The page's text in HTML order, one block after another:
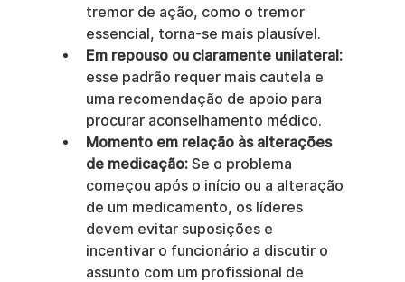
tremor de ação, como o tremor
essencial, torna-se mais plausível.
Em repouso ou claramente unilateral:
esse padrão requer mais cautela e
uma recomendação de apoio para
procurar aconselhamento médico.
Momento em relação às alterações
de medicação: Se o problema
começou após o início ou a alteração
de um medicamento, os líderes
devem evitar suposições e
incentivar o funcionário a discutir o
assunto com um profissional de